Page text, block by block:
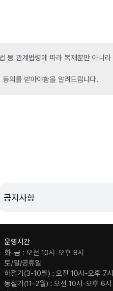
등 관계법령에 따라 복제뿐만 아니
의를 받아야함을 알려드립니다.
공지사항
운영시간
화-금 : 오전 10시-오후 8시
토/일/공휴일
하절기(3-10월) : 오전 10시-오후 7시
동절기(11-2월) : 오전 10시-오후 6시